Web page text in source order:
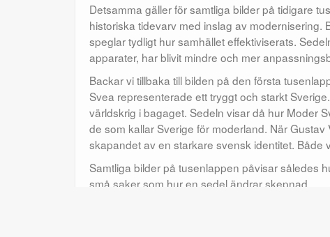
Detsamma gäller för samtliga bilder på tidigare
historiska tidevarv med inslag av
speglar tydligt hur samhället effektiviserats.
apparater, har blivit mindre och mer
Backar vi tillbaka till bilden på den första
Svea representerade ett tryggt och starkt
världskrig i bagaget. Sedeln visar då hur Moder
de som kallar Sverige för moderland. När
skapandet av en starkare svensk identitet. Både
Samtliga bilder på tusenlappen påvisar således
små saker som hur en sedel ändrar skepnad.